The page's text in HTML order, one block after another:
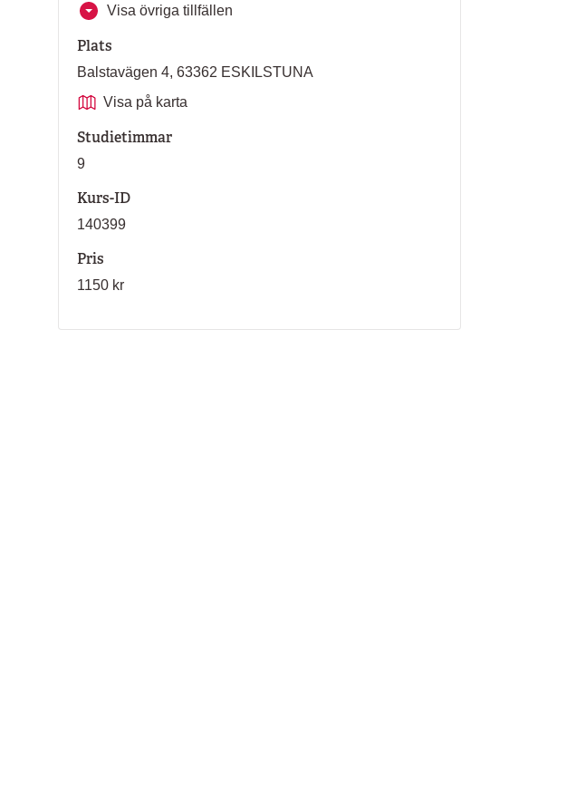
Visa övriga tillfällen
Plats
Balstavägen 4, 63362 ESKILSTUNA
Visa på karta
Studietimmar
9
Kurs-ID
140399
Pris
1150 kr